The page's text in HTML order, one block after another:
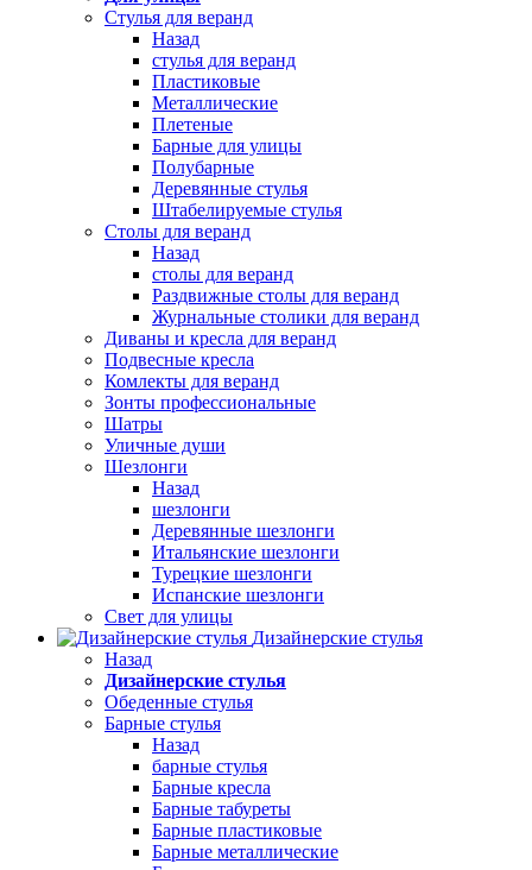
Стулья для веранд
Назад
стулья для веранд
Пластиковые
Металлические
Плетеные
Барные для улицы
Полубарные
Деревянные стулья
Штабелируемые стулья
Столы для веранд
Назад
столы для веранд
Раздвижные столы для веранд
Журнальные столики для веранд
Диваны и кресла для веранд
Подвесные кресла
Комлекты для веранд
Зонты профессиональные
Шатры
Уличные души
Шезлонги
Назад
шезлонги
Деревянные шезлонги
Итальянские шезлонги
Турецкие шезлонги
Испанские шезлонги
Свет для улицы
Дизайнерские стулья
Назад
Дизайнерские стулья
Обеденные стулья
Барные стулья
Назад
барные стулья
Барные кресла
Барные табуреты
Барные пластиковые
Барные металлические